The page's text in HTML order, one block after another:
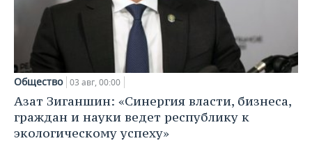
Общество 03 авг, 00:00
Азат Зиганшин: «Синергия власти, бизнеса,
граждан и науки ведет республику к
экологическому успеху»